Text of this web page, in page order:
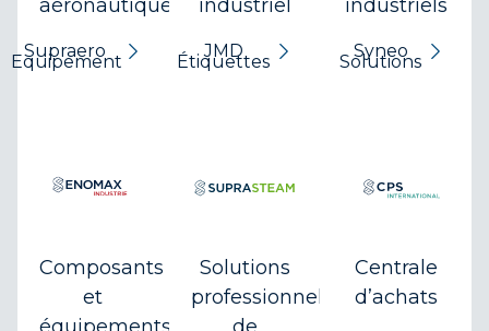
aéronautiques
Supraero
Equipement
industriel
JMD
Étiquettes
industriels
Syneo
Solutions
Composants
et
Solutions
professionnelles
Centrale
d’achats